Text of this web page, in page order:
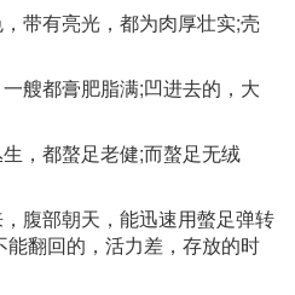
带有亮光，都为肉厚壮实;壳
艘都膏肥脂满;凹进去的，大
，都螯足老健;而螯足无绒
腹部朝天，能迅速用螫足弹转
翻回的，活力差，存放的时